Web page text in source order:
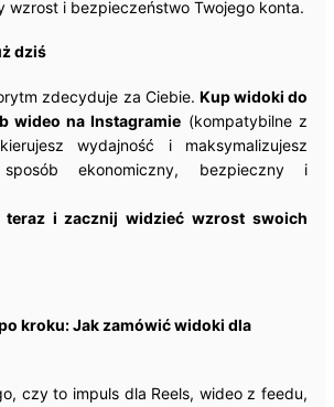
wzrost i bezpieczeństwo Twojego konta.
dziś
zdecyduje za Ciebie. Kup widoki do
wideo na Instagramie (kompatybilne z
wydajność i maksymalizujesz
ekonomiczny, bezpieczny i
teraz i zacznij widzieć wzrost swoich
kroku: Jak zamówić widoki dla
czy to impuls dla Reels, wideo z feedu,